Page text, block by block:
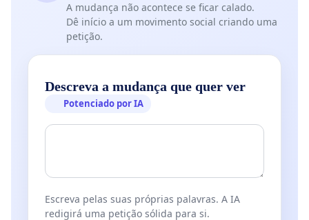
A mudança não acontece se ficar calado.
Dê início a um movimento social criando uma
petição.
Descreva a mudança que quer ver
Potenciado por IA
Escreva pelas suas próprias palavras. A IA
redigirá uma petição sólida para si.